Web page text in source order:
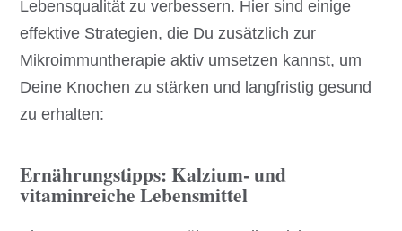
Lebensqualität zu verbessern. Hier sind einige
effektive Strategien, die Du zusätzlich zur
Mikroimmuntherapie aktiv umsetzen kannst, um
Deine Knochen zu stärken und langfristig gesund
zu erhalten:
Ernährungstipps: Kalzium- und
vitaminreiche Lebensmittel